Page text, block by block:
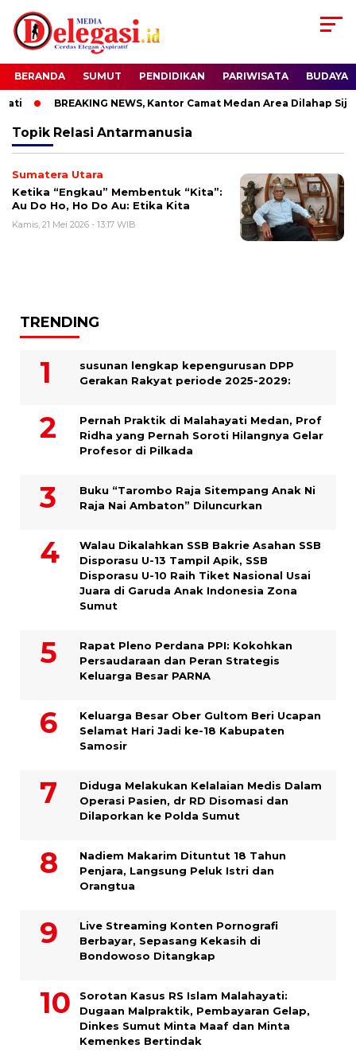
BERANDA SUMUT PENDIDIKAN PARIWISATA BUDAYA
BREAKING NEWS, Kantor Camat Medan Area Dilahap
Topik Relasi Antarmanusia
Sumatera Utara
Ketika “Engkau” Membentuk “Kita”:
Au Do Ho, Ho Do Au: Etika Kita
Kamis, 21 Mei 2026 - 13:17 WIB
TRENDING
susunan lengkap kepengurusan DPP
Gerakan Rakyat periode 2025-2029:
Pernah Praktik di Malahayati Medan, Prof
Ridha yang Pernah Soroti Hilangnya Gelar
Profesor di Pilkada
Buku “Tarombo Raja Sitempang Anak Ni
Raja Nai Ambaton” Diluncurkan
Walau Dikalahkan SSB Bakrie Asahan SSB
Disporasu U-13 Tampil Apik, SSB
Disporasu U-10 Raih Tiket Nasional Usai
Juara di Garuda Anak Indonesia Zona
Sumut
Rapat Pleno Perdana PPI: Kokohkan
Persaudaraan dan Peran Strategis
Keluarga Besar PARNA
Keluarga Besar Ober Gultom Beri Ucapan
Selamat Hari Jadi ke-18 Kabupaten
Samosir
Diduga Melakukan Kelalaian Medis Dalam
Operasi Pasien, dr RD Disomasi dan
Dilaporkan ke Polda Sumut
​Nadiem Makarim Dituntut 18 Tahun
Penjara, Langsung Peluk Istri dan
Orangtua
Live Streaming Konten Pornografi
Berbayar, Sepasang Kekasih di
Bondowoso Ditangkap
Sorotan Kasus RS Islam Malahayati:
Dugaan Malpraktik, Pembayaran Gelap,
Dinkes Sumut Minta Maaf dan Minta
Kemenkes Bertindak